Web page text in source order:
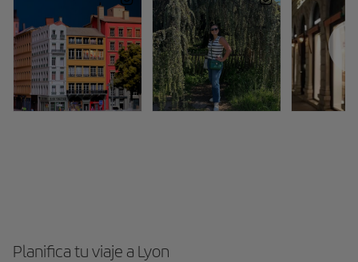
Planifica tu viaje a Lyon